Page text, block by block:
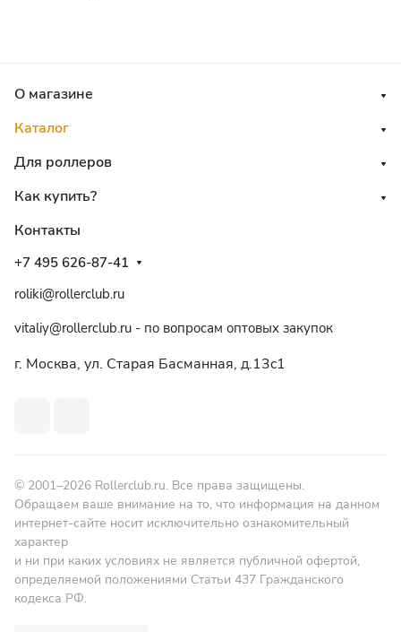
О магазине
Каталог
Для роллеров
Как купить?
Контакты
+7 495 626-87-41
roliki@rollerclub.ru
vitaliy@rollerclub.ru - по вопросам оптовых закупок
г. Москва, ул. Старая Басманная, д.13c1
© 2001–2026 Rollerclub.ru. Все права защищены.
Обращаем ваше внимание на то, что информация на данном
интернет-сайте носит исключительно ознакомительный
характер
и ни при каких условиях не является публичной офертой,
определяемой положениями Статьи 437 Гражданского
кодекса РФ.